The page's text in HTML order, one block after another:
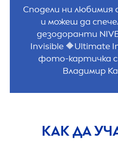
Сподели ни
и можеш да
дезодоранти
Invisible 🔶Ultimate
фото-картичка
Владимир
КАК ДА